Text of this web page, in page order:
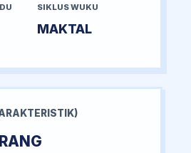
SIKLUS WUKU
MAKTAL